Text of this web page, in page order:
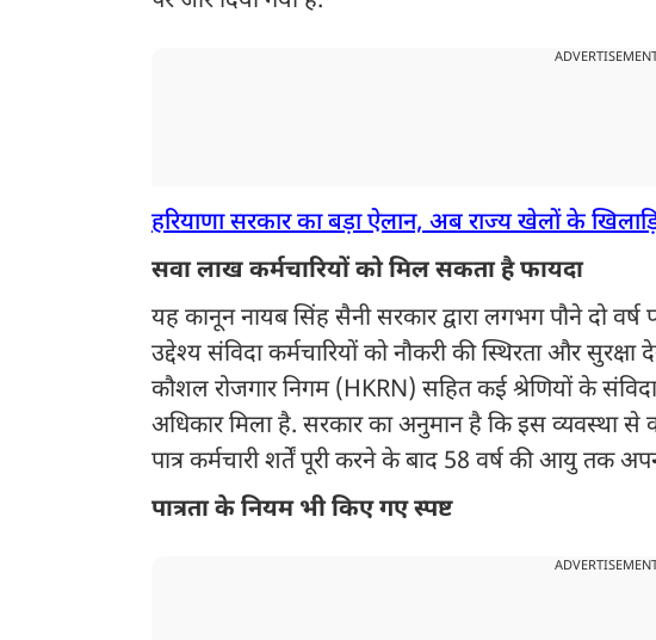
हरियाणा सरकार का बड़ा ऐलान, अब राज्य खेलों के
सवा लाख कर्मचारियों को मिल सकता है फायदा
यह कानून नायब सिंह सैनी सरकार द्वारा लगभग पौने दो
उद्देश्य संविदा कर्मचारियों को नौकरी की स्थिरता और
कौशल रोजगार निगम (HKRN) सहित कई श्रेणियों के
अधिकार मिला है. सरकार का अनुमान है कि इस व्यवस्था से
पात्र कर्मचारी शर्तें पूरी करने के बाद 58 वर्ष की आयु तक
पात्रता के नियम भी किए गए स्पष्ट